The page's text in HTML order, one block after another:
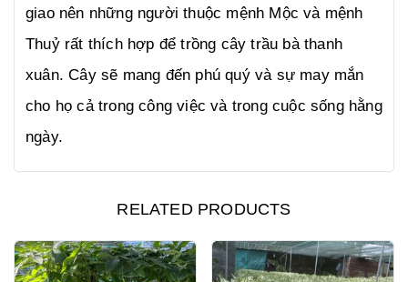
giao nên những người thuộc mệnh Mộc và mệnh
Thuỷ rất thích hợp để trồng cây trầu bà thanh
xuân. Cây sẽ mang đến phú quý và sự may mắn
cho họ cả trong công việc và trong cuộc sống hằng
ngày.
RELATED PRODUCTS